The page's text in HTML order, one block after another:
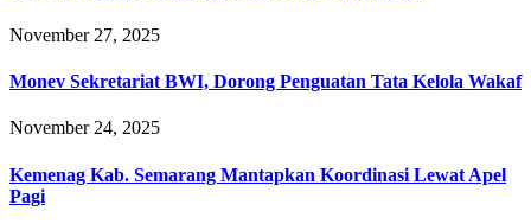
November 27, 2025
Monev Sekretariat BWI, Dorong Penguatan Tata Kelola Wakaf
November 24, 2025
Kemenag Kab. Semarang Mantapkan Koordinasi Lewat Apel
Pagi